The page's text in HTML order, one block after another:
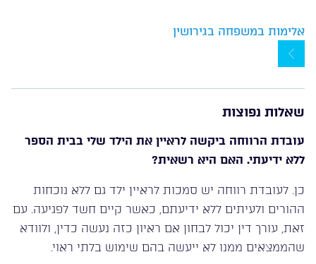
אלימות במשפחה בגירושין
שאלות נפוצות
עובדת הרווחה ביקשה לראיין את הילד שלי בבית הספר
ללא ידיעתי. האם היא רשאית?
כן. לעובדת רווחה יש סמכות לראיין ילד גם ללא נוכחות
ההורים ולעיתים ללא ידיעתם, כאשר קיים חשד לפגיעה. עם
זאת, עורך דין יכול לבחון אם ראיון כזה נעשה כדין, ולוודא
שהממצאים ממנו לא ייעשה בהם שימוש בלתי ראוי.